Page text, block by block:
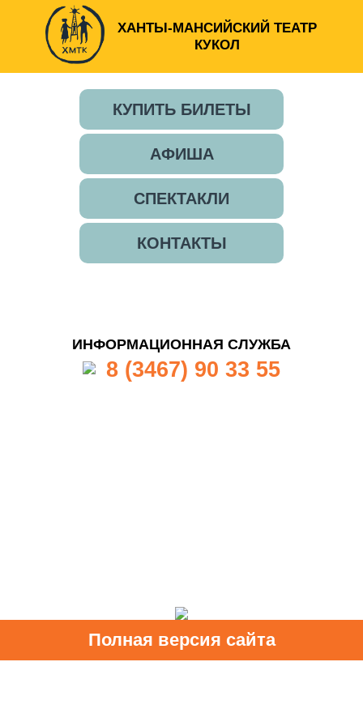
ХАНТЫ-МАНСИЙСКИЙ ТЕАТР
КУКОЛ
КУПИТЬ БИЛЕТЫ
АФИША
СПЕКТАКЛИ
КОНТАКТЫ
ИНФОРМАЦИОННАЯ СЛУЖБА
8 (3467) 90 33 55
Полная версия сайта